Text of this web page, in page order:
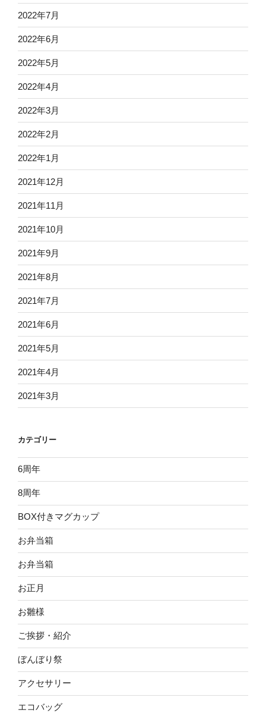
2022年7月
2022年6月
2022年5月
2022年4月
2022年3月
2022年2月
2022年1月
2021年12月
2021年11月
2021年10月
2021年9月
2021年8月
2021年7月
2021年6月
2021年5月
2021年4月
2021年3月
カテゴリー
6周年
8周年
BOX付きマグカップ
お弁当箱
お弁当箱
お正月
お雛様
ご挨拶・紹介
ぼんぼり祭
アクセサリー
エコバッグ